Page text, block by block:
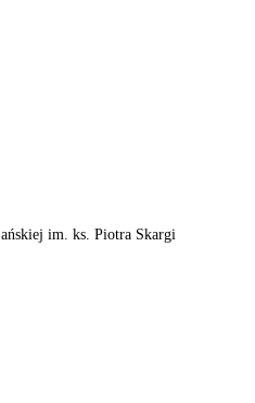
im. ks. Piotra Skargi